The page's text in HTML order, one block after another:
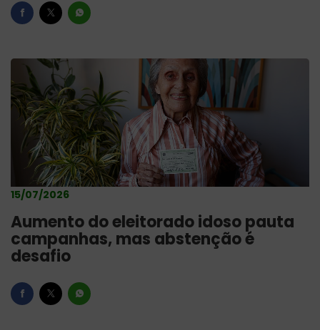
15/07/2026
Aumento do eleitorado idoso pauta
campanhas, mas abstenção é
desafio